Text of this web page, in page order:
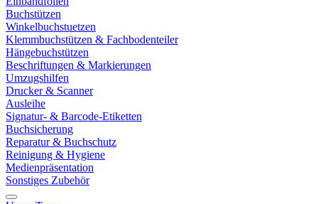
Buchstützen
Winkelbuchstuetzen
Klemmbuchstützen & Fachbodenteiler
Hängebuchstützen
Beschriftungen & Markierungen
Umzugshilfen
Drucker & Scanner
Ausleihe
Signatur- & Barcode-Etiketten
Buchsicherung
Reparatur & Buchschutz
Reinigung & Hygiene
Medienpräsentation
Sonstiges Zubehör